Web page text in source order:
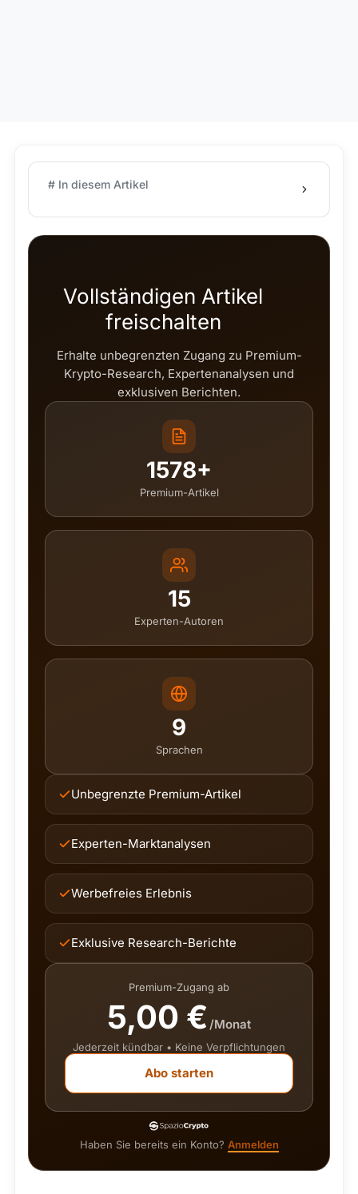
# In diesem Artikel
Vollständigen Artikel
freischalten
Erhalte unbegrenzten Zugang zu Premium-
Krypto-Research, Expertenanalysen und
exklusiven Berichten.
1578+
Premium-Artikel
15
Experten-Autoren
9
Sprachen
Unbegrenzte Premium-Artikel
Experten-Marktanalysen
Werbefreies Erlebnis
Exklusive Research-Berichte
Premium-Zugang ab
5,00 € /Monat
Jederzeit kündbar • Keine Verpflichtungen
Abo starten
Haben Sie bereits ein Konto? Anmelden